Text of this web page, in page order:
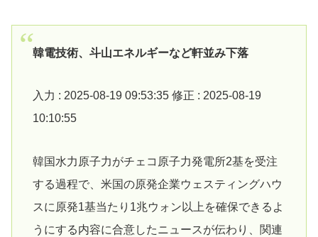
韓電技術、斗山エネルギーなど軒並み下落
入力 : 2025-08-19 09:53:35 修正 : 2025-08-19
10:10:55
韓国水力原子力がチェコ原子力発電所2基を受注
する過程で、米国の原発企業ウェスティングハウ
スに原発1基当たり1兆ウォン以上を確保できるよ
うにする内容に合意したニュースが伝わり、関連